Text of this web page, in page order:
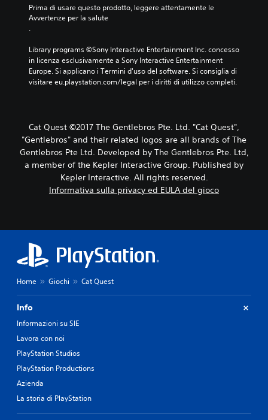
Prima di usare questo prodotto, leggere attentamente le
Avvertenze per la salute
.
Library programs ©Sony Interactive Entertainment Inc. concesso
in licenza esclusivamente a Sony Interactive Entertainment
Europe. Si applicano i Termini d'uso del software. Si consiglia di
visitare eu.playstation.com/legal per i diritti di utilizzo completi.
Cat Quest ©2017 The Gentlebros Pte. Ltd. "Cat Quest",
"Gentlebros" and their related logos are all brands of The
Gentlebros Pte Ltd. Developed by The Gentlebros Pte. Ltd,
a member of the Kepler Interactive Group. Published by
Kepler Interactive. All rights reserved.
Informativa sulla privacy ed EULA del gioco
Home Giochi Cat Quest
Info
Informazioni su SIE
Lavora con noi
PlayStation Studios
PlayStation Productions
Azienda
La storia di PlayStation